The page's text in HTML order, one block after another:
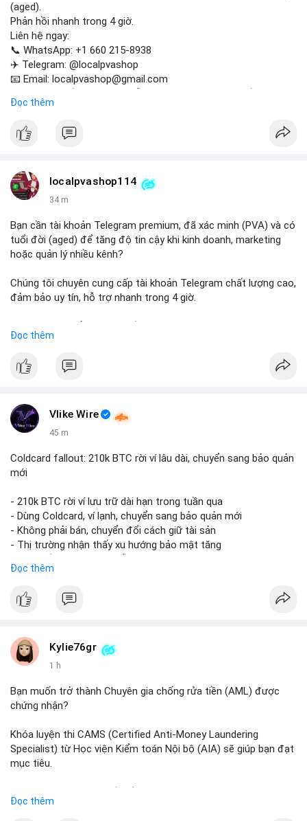
(aged).
Phản hồi nhanh trong 4 giờ.
Liên hệ ngay:
📞 WhatsApp: +1 660 215-8938
✈️ Telegram: @localpvashop
📧 Email: localpvashop@gmail.com
quảng cáo của bạn. Đặt mua hôm nay!
Đọc thêm
localpvashop114
34 m
Bạn cần tài khoản Telegram premium, đã xác minh (PVA) và có
tuổi đời (aged) để tăng độ tin cậy khi kinh doanh, marketing
hoặc quản lý nhiều kênh?
Chúng tôi chuyên cung cấp tài khoản Telegram chất lượng cao,
đảm bảo uy tín, hỗ trợ nhanh trong 4 giờ.
📞 WhatsApp: +1 660 215-8938
📧 Email: localpvashop@gmail.com
premium, PVA, aged với giá tốt nhất!
Đọc thêm
Vlike Wire
45 m
Coldcard fallout: 210k BTC rời ví lâu dài, chuyển sang bảo quản
mới
- 210k BTC rời ví lưu trữ dài hạn trong tuần qua
- Dùng Coldcard, ví lạnh, chuyển sang bảo quản mới
- Không phải bán, chuyển đổi cách giữ tài sản
- Thị trường nhận thấy xu hướng bảo mật tăng
#vlikevn #titanbot
Đọc thêm
Kylie76gr
1 h
Bạn muốn trở thành Chuyên gia chống rửa tiền (AML) được
chứng nhận?
Khóa luyện thi CAMS (Certified Anti-Money Laundering
Specialist) từ Học viện Kiểm toán Nội bộ (AIA) sẽ giúp bạn đạt
mục tiêu.
gồm tài liệu toàn diện, câu hỏi thực hành, bài thi thử sát thực
Đọc thêm